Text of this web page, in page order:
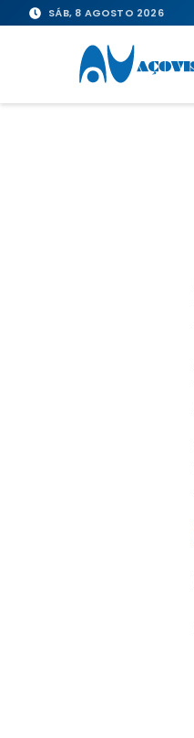
SÁB, 8 AGOSTO 2026